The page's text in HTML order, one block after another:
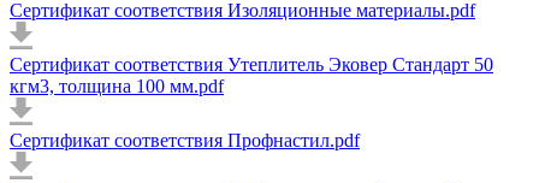
Сертификат соответствия Изоляционные материалы.pdf
Сертификат соответствия Утеплитель Эковер Стандарт 50
кгм3, толщина 100 мм.pdf
Сертификат соответствия Профнастил.pdf